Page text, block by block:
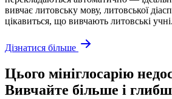
вивчає литовську мову, литовської
цікавиться, що вивчають литовські учні.
Дізнатися більше
Цього мініглосарію
Вивчайте більше і